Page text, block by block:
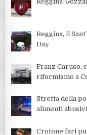
Reggina, il
Day
Franz Caruso,
riformismo a
Stretta della
alimenti abusivi
Crotone fari